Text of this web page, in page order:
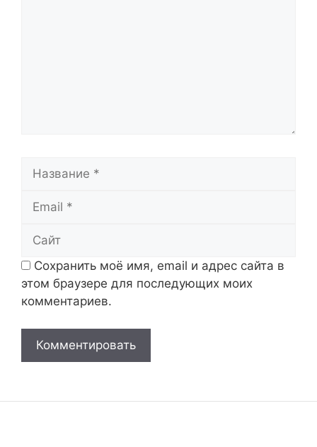
Название
Email
Сайт
Сохранить моё имя, email и адрес сайта в
этом браузере для последующих моих
комментариев.